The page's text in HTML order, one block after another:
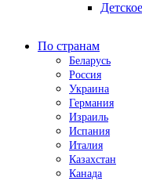
По странам
Беларусь
Россия
Украина
Германия
Израиль
Испания
Италия
Казахстан
Канада